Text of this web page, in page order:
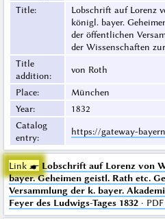
Title:
Lobschrift auf Lorenz
königl. bayer.
der öffentlichen
der Wissenschaften
Title
addition:
von Roth
Place:
München
Year:
1832
Catalog
entry:
https://gateway-
Link ☛ Lobschrift auf Lorenz von
bayer. Geheimen geistl. Rath etc.
Versammlung der k. bayer.
Feyer des Ludwigs-Tages 1832· PDF